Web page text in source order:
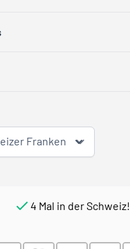
Franken
4 Mal in der Schweiz!